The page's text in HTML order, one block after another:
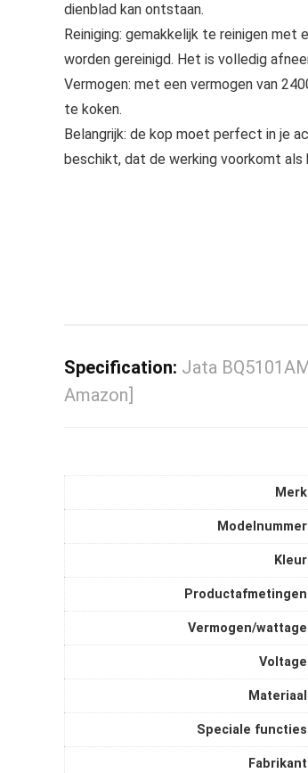
dienblad kan ontstaan.
Reiniging: gemakkelijk te reinigen
worden gereinigd. Het is volledig
Vermogen: met een vermogen van
te koken.
Belangrijk: de kop moet perfect in je
beschikt, dat de werking voorkomt
Specification: Jata
Amazon]
Merk
Modelnummer
Kleur
Productafmetingen
Vermogen/wattage
Voltage
Materiaal
Speciale functies
Fabrikant